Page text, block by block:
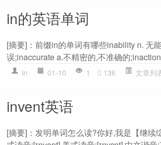
in的英语单词
[摘要]：前缀in的单词有哪些inability n. 无
误;inaccurate a.不精密的,不准确的
in 01-10 1 136 文章列
invent英语
[摘要]：发明单词怎么读?你好,我是【继